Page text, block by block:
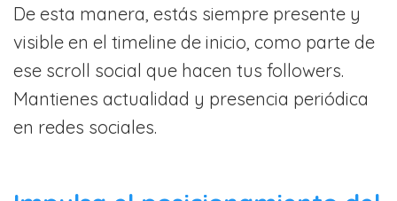
De esta manera, estás siempre presente y
visible en el timeline de inicio, como parte de
ese scroll social que hacen tus followers.
Mantienes actualidad y presencia periódica
en redes sociales.